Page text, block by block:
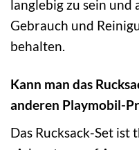
langlebig zu sein
Gebrauch und
behalten.
Kann man das
anderen Playmobil-
Das Rucksack-Set ist